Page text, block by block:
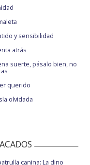
y sensibilidad
atrás
suerte, pásalo bien, no
querido
olvidada
canina: La dino